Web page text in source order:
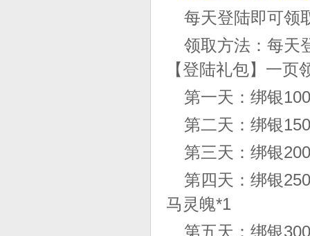
每天登陆即可领
领取方法：每天
【登陆礼包】一页
第一天：绑银
第二天：绑银
第三天：绑银
第四天：绑银
马灵魄*1
第五天：绑银